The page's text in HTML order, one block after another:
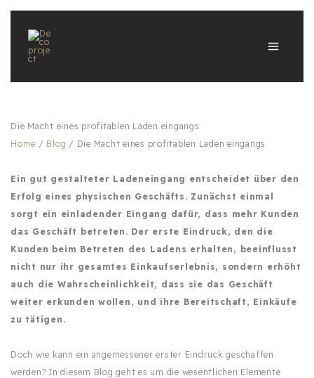
Inhalt
springen
Die Macht eines profitablen Laden eingangs
Home / Blog / Die Macht eines profitablen Laden eingangs
Ein gut gestalteter Ladeneingang entscheidet über den
Erfolg eines physischen Geschäfts. Zunächst einmal
sorgt ein einladender Eingang dafür, dass mehr Kunden
das Geschäft betreten. Der erste Eindruck, den die
Kunden beim Betreten des Ladens erhalten, beeinflusst
nicht nur ihr gesamtes Einkaufserlebnis, sondern erhöht
auch die Wahrscheinlichkeit, dass sie das Geschäft
weiter erkunden wollen, und ihre Bereitschaft, Einkäufe
zu tätigen.
Doch wie kann ein angemessener erster Eindruck geschaffen
werden? In diesem Blog geht es um die wesentlichen Elemente